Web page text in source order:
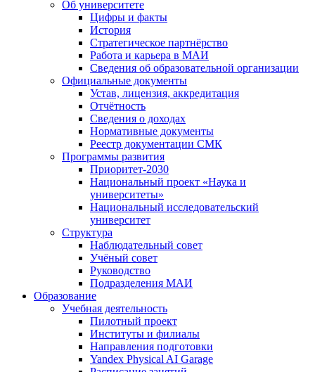
Об университете
Цифры и факты
История
Стратегическое партнёрство
Работа и карьера в МАИ
Сведения об образовательной организации
Официальные документы
Устав, лицензия, аккредитация
Отчётность
Сведения о доходах
Нормативные документы
Реестр документации СМК
Программы развития
Приоритет-2030
Национальный проект «Наука и
университеты»
Национальный исследовательский
университет
Структура
Наблюдательный совет
Учёный совет
Руководство
Подразделения МАИ
Образование
Учебная деятельность
Пилотный проект
Институты и филиалы
Направления подготовки
Yandex Physical AI Garage